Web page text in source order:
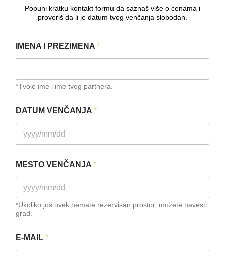
Popuni kratku kontakt formu da saznaš više o cenama i
proveriš da li je datum tvog venčanja slobodan.
IMENA I PREZIMENA *
*Tvoje ime i ime tvog partnera.
DATUM VENČANJA *
MESTO VENČANJA *
*Ukoliko još uvek nemate rezervisan prostor, možete navesti
grad.
E-MAIL *